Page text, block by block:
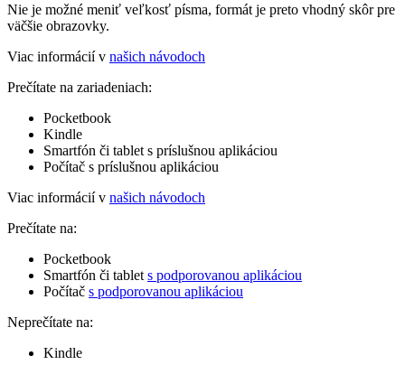
Nie je možné meniť veľkosť písma, formát je preto vhodný skôr pre
väčšie obrazovky.
Viac informácií v našich návodoch
Prečítate na zariadeniach:
Pocketbook
Kindle
Smartfón či tablet s príslušnou aplikáciou
Počítač s príslušnou aplikáciou
Viac informácií v našich návodoch
Prečítate na:
Pocketbook
Smartfón či tablet s podporovanou aplikáciou
Počítač s podporovanou aplikáciou
Neprečítate na:
Kindle